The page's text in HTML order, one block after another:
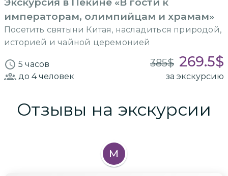
императорам, олимпийцам и храмам»
Посетить святыни Китая, насладиться природой,
историей и чайной церемонией
5 часов 385$ 269.5$
до 4человек за экскурсию
Отзывы на экскурсии
М